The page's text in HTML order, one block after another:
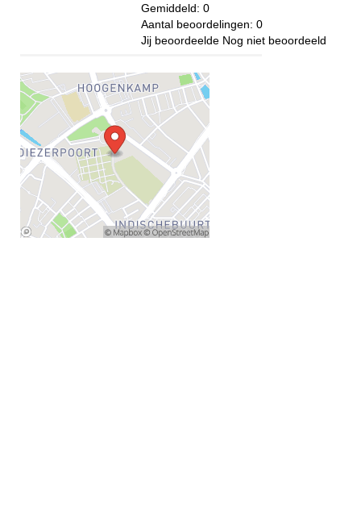
Gemiddeld: 0
Aantal beoordelingen: 0
Jij beoordeelde Nog niet beoordeeld